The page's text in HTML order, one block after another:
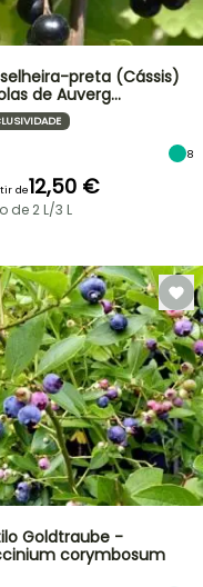
preta (Cássis)
de Auverg…
8
de12,50 €
de 2 L/3 L
Goldtraube -
corymbosum